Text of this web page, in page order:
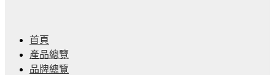
首頁
產品總覽
品牌總覽